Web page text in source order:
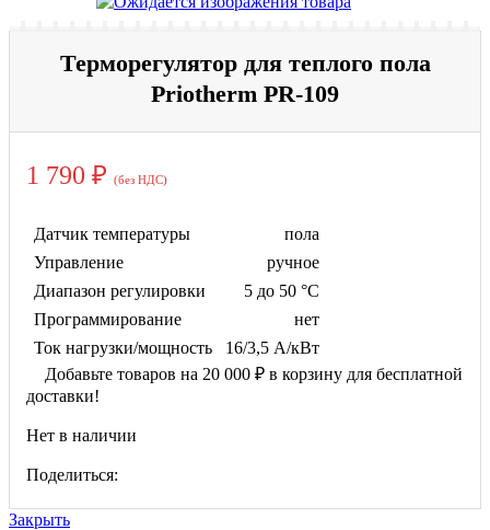
Терморегулятор для теплого пола
Priotherm PR-109
1 790 ₽ (без НДС)
Датчик температуры
пола
Управление
ручное
Диапазон регулировки
5 до 50 °C
Программирование
нет
Ток нагрузки/мощность
16/3,5 А/кВт
Добавьте товаров на 20 000 ₽ в корзину для бесплатной
доставки!
Нет в наличии
Поделиться:
Закрыть